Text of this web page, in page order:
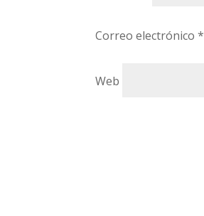
Correo electrónico*
Web